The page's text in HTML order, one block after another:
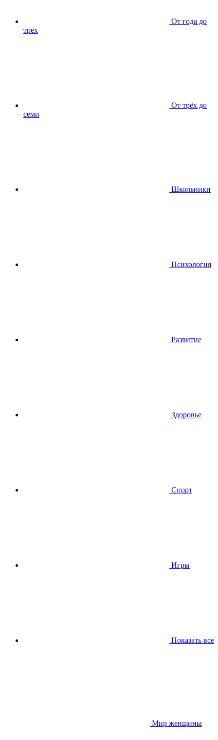
От года до
трёх
От трёх до
семи
Школьники
Психология
Развитие
Здоровье
Спорт
Игры
Показать все
Мир женщины